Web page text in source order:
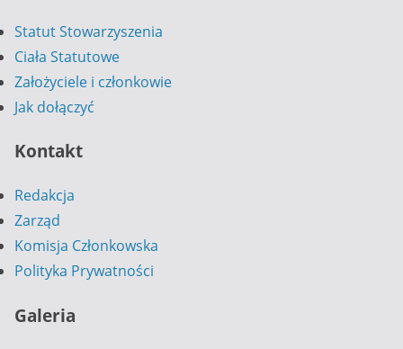
Statut Stowarzyszenia
Ciała Statutowe
Założyciele i członkowie
Jak dołączyć
Kontakt
Redakcja
Zarząd
Komisja Członkowska
Polityka Prywatności
Galeria